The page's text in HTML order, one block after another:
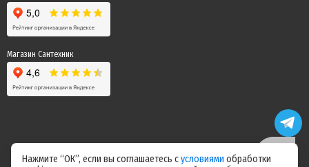
Магазин Сантехник
Нажмите “ОК”, если вы соглашаетесь сусловиями обработки